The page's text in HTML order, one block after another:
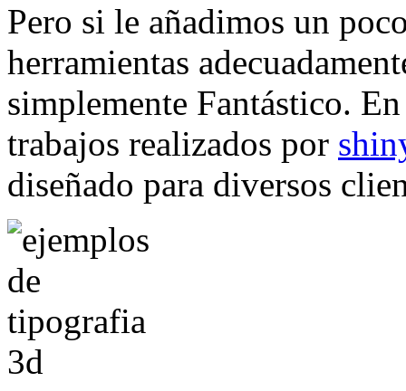
Pero si le añadimos un
herramientas
simplemente Fantástico.
trabajos realizados por
diseñado para diversos